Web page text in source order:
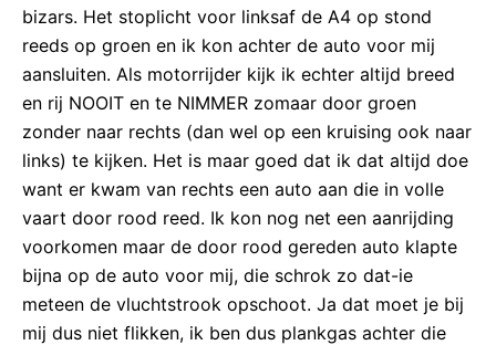
bizars. Het stoplicht voor linksaf de A4 op stond
reeds op groen en ik kon achter de auto voor mij
aansluiten. Als motorrijder kijk ik echter altijd breed
en rij NOOIT en te NIMMER zomaar door groen
zonder naar rechts (dan wel op een kruising ook naar
links) te kijken. Het is maar goed dat ik dat altijd doe
want er kwam van rechts een auto aan die in volle
vaart door rood reed. Ik kon nog net een aanrijding
voorkomen maar de door rood gereden auto klapte
bijna op de auto voor mij, die schrok zo dat-ie
meteen de vluchtstrook opschoot. Ja dat moet je bij
mij dus niet flikken, ik ben dus plankgas achter die